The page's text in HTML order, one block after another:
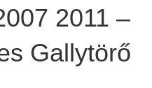
2011 –
Gallytörő